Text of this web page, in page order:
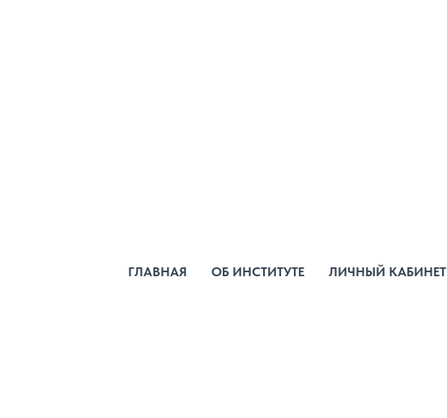
ГЛАВНАЯ ОБ ИНСТИТУТЕ ЛИЧНЫЙ КАБИНЕТ